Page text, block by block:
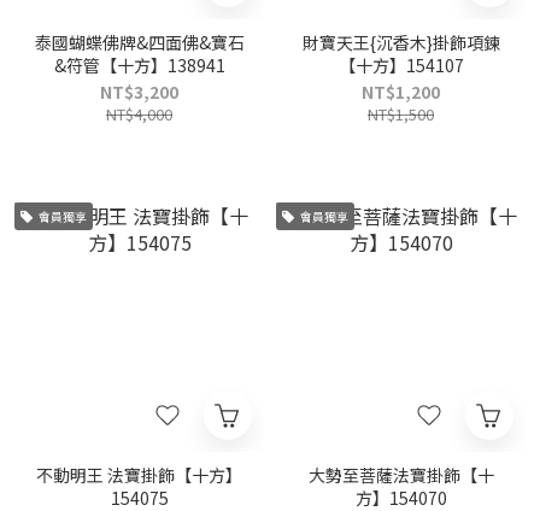
泰國蝴蝶佛牌&四面佛&寶石
&符管【十方】138941
NT$3,200
NT$4,000
財寶天王{沉香木}掛飾項鍊
【十方】154107
NT$1,200
NT$1,500
會員獨享
不動明王 法寶掛飾【十方】
154075
會員獨享
大勢至菩薩法寶掛飾【十
方】154070